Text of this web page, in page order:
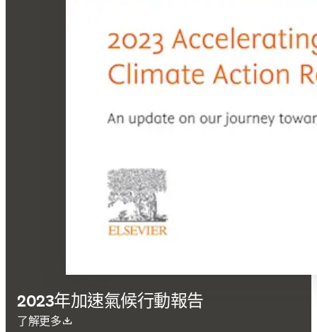
2023年加速氣候行動報告
了解更多
打開新的分頁／視窗